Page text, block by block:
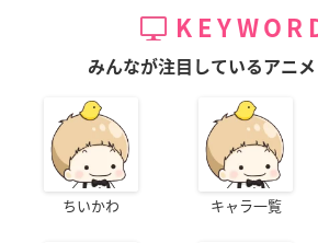
みんなが注目しているアニ
ちいかわ キャラ一覧